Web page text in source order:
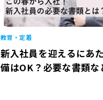
教育・定着
新入社員を迎えるにあ
備はOK？必要な書類な